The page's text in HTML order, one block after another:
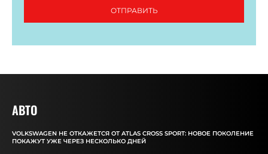
ОТПРАВИТЬ
АВТО
VOLKSWAGEN НЕ ОТКАЖЕТСЯ ОТ ATLAS CROSS SPORT: НОВОЕ ПОКОЛЕНИЕ
ПОКАЖУТ УЖЕ ЧЕРЕЗ НЕСКОЛЬКО ДНЕЙ